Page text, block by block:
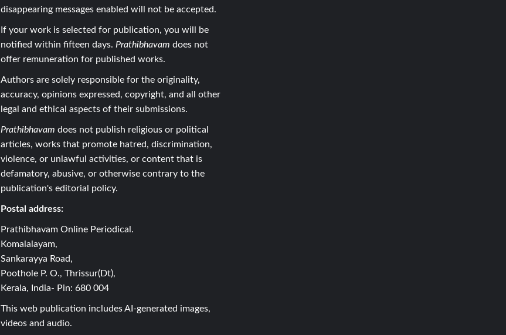
disappearing messages enabled will not be accepted.
If your work is selected for publication, you will be
notified within fifteen days. Prathibhavam does not
offer remuneration for published works.
Authors are solely responsible for the originality,
accuracy, opinions expressed, copyright, and all other
legal and ethical aspects of their submissions.
Prathibhavam does not publish religious or political
articles, works that promote hatred, discrimination,
violence, or unlawful activities, or content that is
defamatory, abusive, or otherwise contrary to the
publication's editorial policy.
Postal address:
Prathibhavam Online Periodical.
Komalalayam,
Sankarayya Road,
Poothole P. O., Thrissur(Dt),
Kerala, India- Pin: 680 004
This web publication includes AI-generated images,
videos and audio.